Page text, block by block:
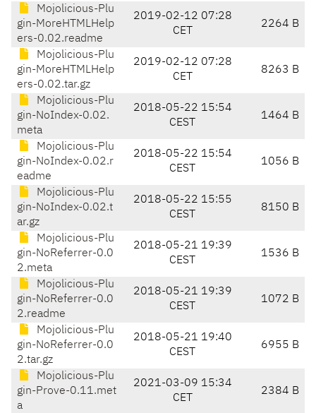
Mojolicious-Plu
gin-MoreHTMLHelp
ers-0.02.readme
2019-02-12 07:28
CET
2264 B
Mojolicious-Plu
gin-MoreHTMLHelp
ers-0.02.tar.gz
2019-02-12 07:28
CET
8263 B
Mojolicious-Plu
gin-NoIndex-0.02.
meta
2018-05-22 15:54
CEST
1464 B
Mojolicious-Plu
gin-NoIndex-0.02.r
eadme
2018-05-22 15:54
CEST
1056 B
Mojolicious-Plu
gin-NoIndex-0.02.t
ar.gz
2018-05-22 15:55
CEST
8150 B
Mojolicious-Plu
gin-NoReferrer-0.0
2.meta
2018-05-21 19:39
CEST
1536 B
Mojolicious-Plu
gin-NoReferrer-0.0
2.readme
2018-05-21 19:39
CEST
1072 B
Mojolicious-Plu
gin-NoReferrer-0.0
2.tar.gz
2018-05-21 19:40
CEST
6955 B
Mojolicious-Plu
gin-Prove-0.11.met
a
2021-03-09 15:34
CET
2384 B